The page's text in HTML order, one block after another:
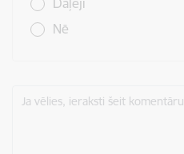
Daļēji
Nē
Ja vēlies, ieraksti šeit komentāru